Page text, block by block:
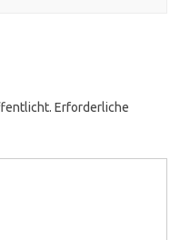
Erforderliche